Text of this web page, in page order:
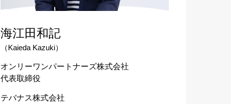
海江田和記
（Kaieda Kazuki）
オンリーワンパートナーズ株式会社
代表取締役
テバナス株式会社